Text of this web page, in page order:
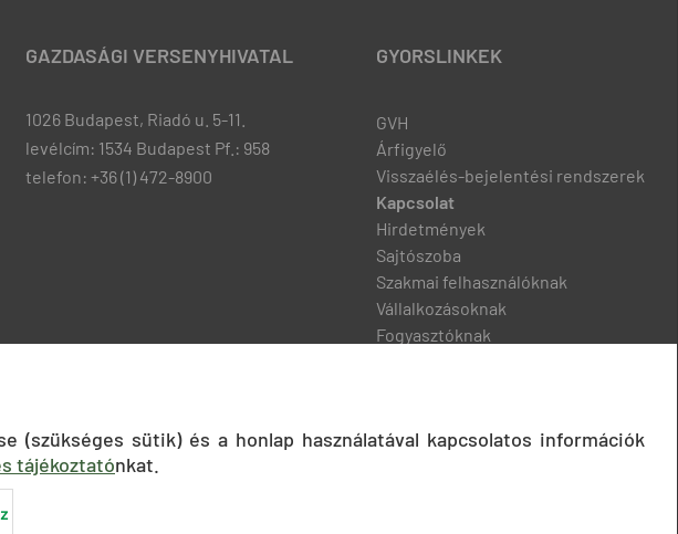
GAZDASÁGI VERSENYHIVATAL
1026 Budapest, Riadó u. 5-11.
levélcím: 1534 Budapest Pf.: 958
telefon: +36 (1) 472-8900
GYORSLINKEK
GVH
Árfigyelő
Visszaélés-bejelentési rendszerek
Kapcsolat
Hirdetmények
Sajtószoba
Szakmai felhasználóknak
Vállalkozásoknak
Fogyasztóknak
(szükséges sütik) és a honlap használatával kapcsolatos információk
tájékoztatónkat.